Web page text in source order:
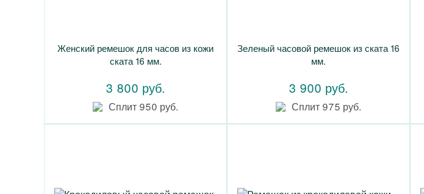
Женский ремешок для часов из кожи
ската 16 мм.
3 800 руб.
Сплит 950 руб.
Зеленый часовой ремешок из ската 16
мм.
3 900 руб.
Сплит 975 руб.